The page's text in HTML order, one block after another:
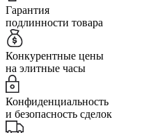
Гарантия
подлинности товара
Конкурентные цены
на элитные часы
Конфиденциальность
и безопасность сделок